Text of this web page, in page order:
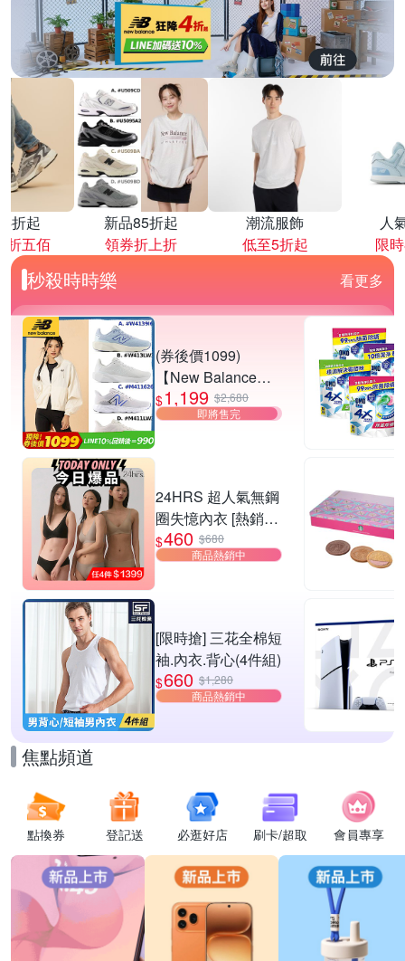
折起
折五佰
新品85折起
領券折上折
潮流服飾
低至5折起
人
限
秒殺時時樂 看更多
(券後價1099)
【New Balance】
慢跑鞋_女/中性_多
款任選
W3) (網路獨家款)
$1,199 $2,680
即將售完
24HRS 超人氣無鋼
圈失憶內衣 [熱銷好
評]
$460 $680
商品熱銷中
[限時搶] 三花全棉短
袖.內衣.背心(4件組)
$660 $1,280
商品熱銷中
焦點頻道
點換券 登記送 必逛好店 刷卡/超取 會員專享